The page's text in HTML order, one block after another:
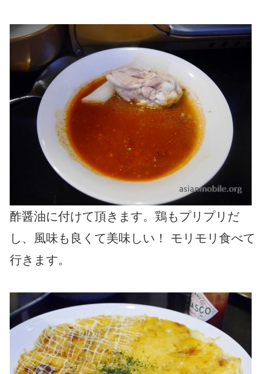
酢醤油に付けて頂きます。鶏もプリプリだ
し、風味も良くて美味しい！ モリモリ食べて
行きます。